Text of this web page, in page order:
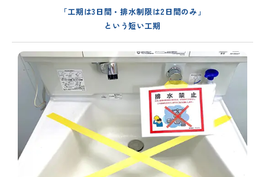
「工期は3日間・排水制限は2日間のみ」
という短い工期